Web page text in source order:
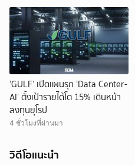
‘GULF’ เปิดแผนรุก ‘Data Center-
AI’ ตั้งเป้ารายได้โต 15% เดินหน้า
ลงทุนยุโรป
4 ชั่วโมงที่ผ่านมา
วิดีโอแนะนำ